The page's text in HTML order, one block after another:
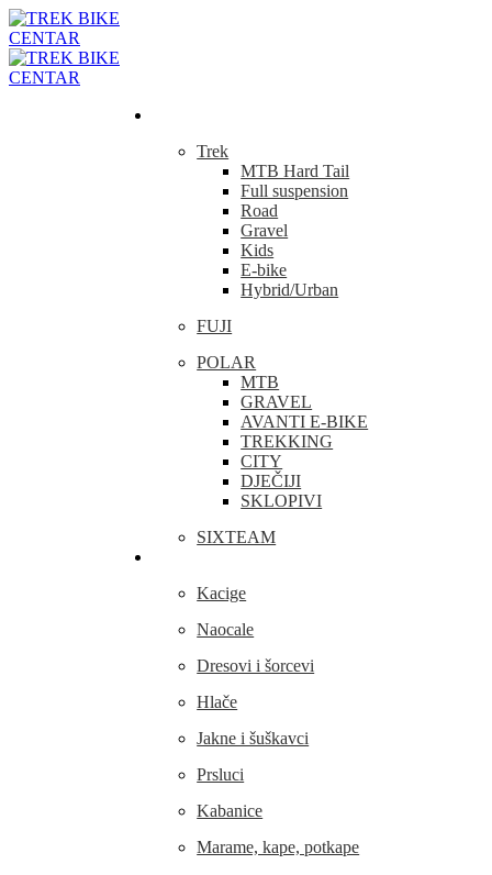
Trek
MTB Hard Tail
Full suspension
Road
Gravel
Kids
E-bike
Hybrid/Urban
FUJI
POLAR
MTB
GRAVEL
AVANTI E-BIKE
TREKKING
CITY
DJEČIJI
SKLOPIVI
SIXTEAM
Kacige
Naocale
Dresovi i šorcevi
Hlače
Jakne i šuškavci
Prsluci
Kabanice
Marame, kape, potkape